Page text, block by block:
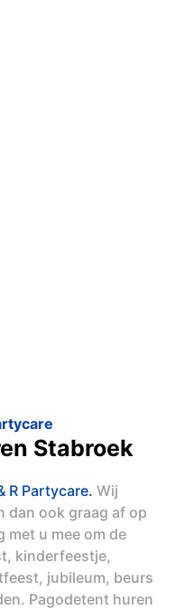
Stabroek
R Partycare. Wij
dan ook graag af op
met u mee om de
kinderfeestje,
jubileum, beurs
Pagodetent huren